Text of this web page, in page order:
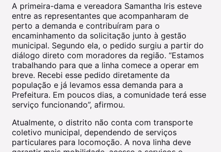
A primeira-dama e vereadora Samantha Iris esteve
entre as representantes que acompanharam de
perto a demanda e contribuíram para o
encaminhamento da solicitação junto à gestão
municipal. Segundo ela, o pedido surgiu a partir do
diálogo direto com moradores da região. “Estamos
trabalhando para que a linha comece a operar em
breve. Recebi esse pedido diretamente da
população e já levamos essa demanda para a
Prefeitura. Em poucos dias, a comunidade terá esse
serviço funcionando”, afirmou.
Atualmente, o distrito não conta com transporte
coletivo municipal, dependendo de serviços
particulares para locomoção. A nova linha deve